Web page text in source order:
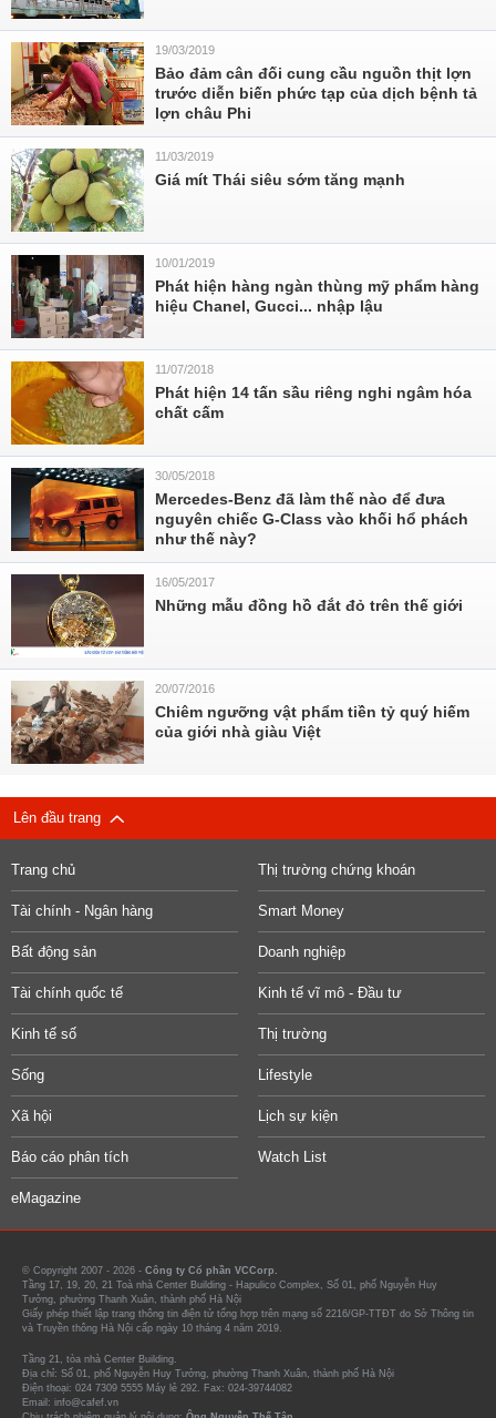
19/03/2019
Bảo đảm cân đối cung cầu nguồn thịt lợn
trước diễn biến phức tạp của dịch bệnh tả
lợn châu Phi
11/03/2019
Giá mít Thái siêu sớm tăng mạnh
10/01/2019
Phát hiện hàng ngàn thùng mỹ phẩm hàng
hiệu Chanel, Gucci... nhập lậu
11/07/2018
Phát hiện 14 tấn sầu riêng nghi ngâm hóa
chất cấm
30/05/2018
Mercedes-Benz đã làm thế nào để đưa
nguyên chiếc G-Class vào khối hổ phách
như thế này?
16/05/2017
Những mẫu đồng hồ đắt đỏ trên thế giới
20/07/2016
Chiêm ngưỡng vật phẩm tiền tỷ quý hiếm
của giới nhà giàu Việt
Lên đầu trang
Trang chủ Thị trường chứng khoán
Tài chính - Ngân hàng Smart Money
Bất động sản Doanh nghiệp
Tài chính quốc tế Kinh tế vĩ mô - Đầu tư
Kinh tế số Thị trường
Sống Lifestyle
Xã hội Lịch sự kiện
Báo cáo phân tích Watch List
eMagazine
© Copyright 2007 - 2026 - Công ty Cổ phần VCCorp.
Tầng 17, 19, 20, 21 Toà nhà Center Building - Hapulico Complex, Số 01, phố Nguyễn Huy
Tưởng, phường Thanh Xuân, thành phố Hà Nội
Giấy phép thiết lập trang thông tin điện tử tổng hợp trên mạng số 2216/GP-TTĐT do Sở Thông tin
và Truyền thông Hà Nội cấp ngày 10 tháng 4 năm 2019.
Tầng 21, tòa nhà Center Building.
Địa chỉ: Số 01, phố Nguyễn Huy Tưởng, phường Thanh Xuân, thành phố Hà Nội
Điện thoại: 024 7309 5555 Máy lẻ 292. Fax: 024-39744082
Email: info@cafef.vn